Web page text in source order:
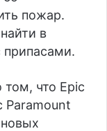
пожар.
в
припасами.
том, что Epic
Paramount